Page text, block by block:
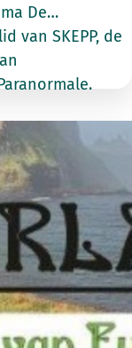
De
van SKEPP, de